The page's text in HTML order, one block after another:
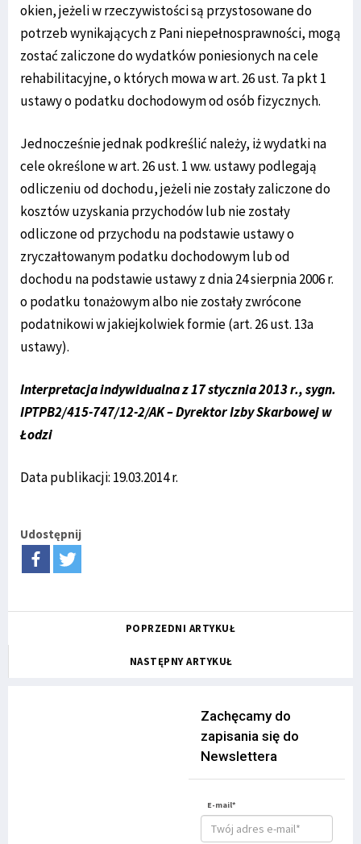
okien, jeżeli w rzeczywistości są przystosowane do
potrzeb wynikających z Pani niepełnosprawności, mogą
zostać zaliczone do wydatków poniesionych na cele
rehabilitacyjne, o których mowa w art. 26 ust. 7a pkt 1
ustawy o podatku dochodowym od osób fizycznych.
Jednocześnie jednak podkreślić należy, iż wydatki na
cele określone w art. 26 ust. 1 ww. ustawy podlegają
odliczeniu od dochodu, jeżeli nie zostały zaliczone do
kosztów uzyskania przychodów lub nie zostały
odliczone od przychodu na podstawie ustawy o
zryczałtowanym podatku dochodowym lub od
dochodu na podstawie ustawy z dnia 24 sierpnia 2006 r.
o podatku tonażowym albo nie zostały zwrócone
podatnikowi w jakiejkolwiek formie (art. 26 ust. 13a
ustawy).
Interpretacjaindywidualna z 17 stycznia 2013 r., sygn.
IPTPB2/415-747/12-2/AK – Dyrektor Izby Skarbowej w
Łodzi
Data publikacji: 19.03.2014 r.
Udostępnij
POPRZEDNI ARTYKUŁ
NASTĘPNY ARTYKUŁ
Zachęcamy do
zapisania się do
Newslettera
E-mail*